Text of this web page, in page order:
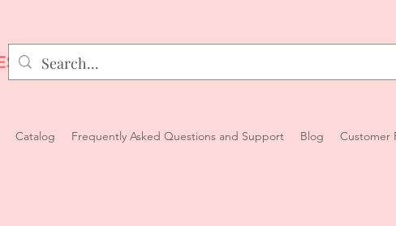
Catalog Frequently Asked Questions and Support Blog Customer